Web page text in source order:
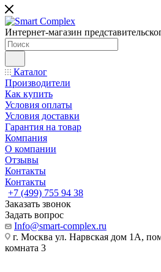
Интернет-магазин
Каталог
Производители
Как купить
Условия оплаты
Условия доставки
Гарантия на товар
Компания
О компании
Отзывы
Контакты
Контакты
+7 (499) 755 94 38
Заказать звонок
Задать вопрос
Info@smart-complex.ru
г. Москва ул. Нарвская дом 1А,
комната 3